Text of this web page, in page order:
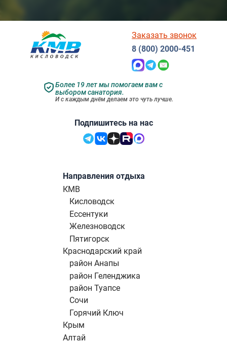
Подпишитесь на нас
Более 19 лет мы помогаем вам с
выбором санатория.
И с каждым днём делаем это чуть лучше.
Заказать звонок
8 (800) 2000-451
Направления отдыха
КМВ
Кисловодск
Ессентуки
Железноводск
Пятигорск
Краснодарский край
район Анапы
район Геленджика
район Туапсе
Сочи
Горячий Ключ
Крым
Алтай